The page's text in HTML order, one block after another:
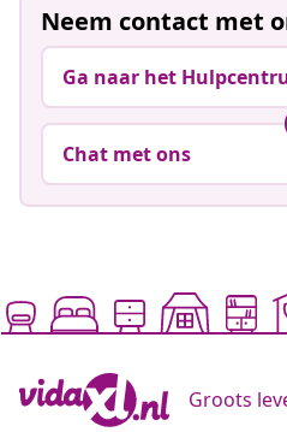
Neem contact met
Ga naar het
Chat met ons
Groots